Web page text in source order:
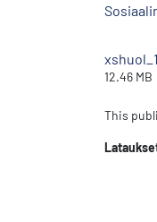
12.46 MB
This